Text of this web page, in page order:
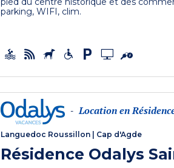
parking, WIFI, clim.
- Location en
Languedoc Roussillon Cap d'Agde
Résidence Odalys